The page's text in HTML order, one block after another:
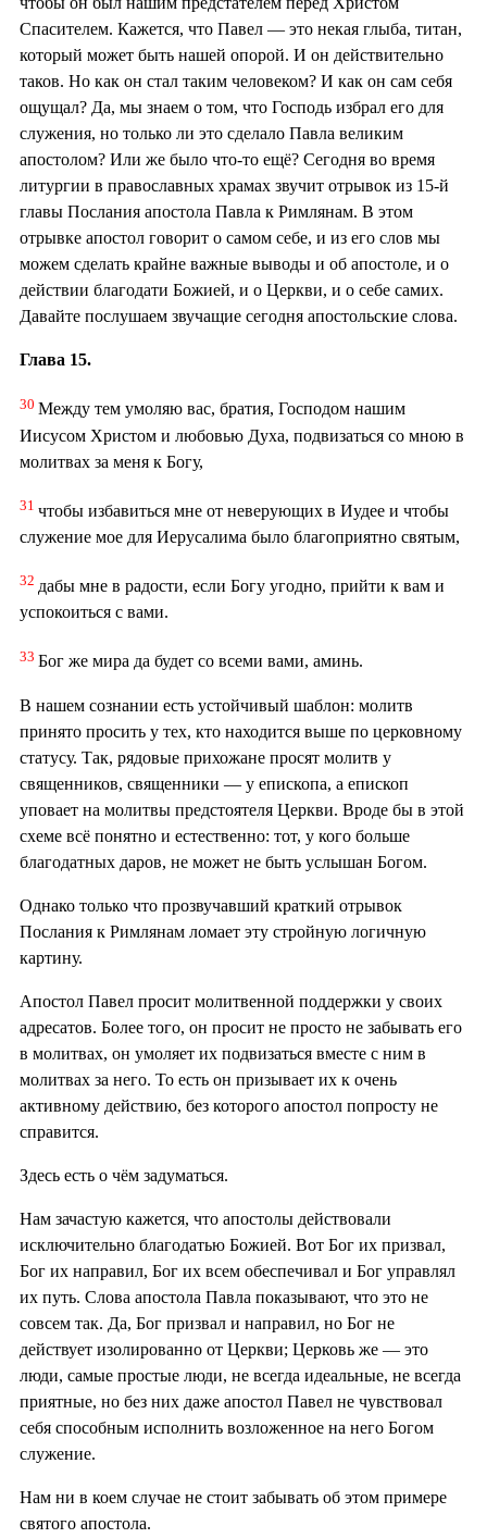
Спасителем. Кажется, что Павел — это некая глыба, титан,
который может быть нашей опорой. И он действительно
таков. Но как он стал таким человеком? И как он сам себя
ощущал? Да, мы знаем о том, что Господь избрал его для
служения, но только ли это сделало Павла великим
апостолом? Или же было что-то ещё? Сегодня во время
литургии в православных храмах звучит отрывок из 15-й
главы Послания апостола Павла к Римлянам. В этом
отрывке апостол говорит о самом себе, и из его слов мы
можем сделать крайне важные выводы и об апостоле, и о
действии благодати Божией, и о Церкви, и о себе самих.
Давайте послушаем звучащие сегодня апостольские слова.
Глава 15.
30 Между тем умоляю вас, братия, Господом нашим
Иисусом Христом и любовью Духа, подвизаться со мною в
молитвах за меня к Богу,
31 чтобы избавиться мне от неверующих в Иудее и чтобы
служение мое для Иерусалима было благоприятно святым,
32 дабы мне в радости, если Богу угодно, прийти к вам и
успокоиться с вами.
33 Бог же мира да будет со всеми вами, аминь.
В нашем сознании есть устойчивый шаблон: молитв
принято просить у тех, кто находится выше по церковному
статусу. Так, рядовые прихожане просят молитв у
священников, священники — у епископа, а епископ
уповает на молитвы предстоятеля Церкви. Вроде бы в этой
схеме всё понятно и естественно: тот, у кого больше
благодатных даров, не может не быть услышан Богом.
Однако только что прозвучавший краткий отрывок
Послания к Римлянам ломает эту стройную логичную
картину.
Апостол Павел просит молитвенной поддержки у своих
адресатов. Более того, он просит не просто не забывать его
в молитвах, он умоляет их подвизаться вместе с ним в
молитвах за него. То есть он призывает их к очень
активному действию, без которого апостол попросту не
справится.
Здесь есть о чём задуматься.
Нам зачастую кажется, что апостолы действовали
исключительно благодатью Божией. Вот Бог их призвал,
Бог их направил, Бог их всем обеспечивал и Бог управлял
их путь. Слова апостола Павла показывают, что это не
совсем так. Да, Бог призвал и направил, но Бог не
действует изолированно от Церкви; Церковь же — это
люди, самые простые люди, не всегда идеальные, не всегда
приятные, но без них даже апостол Павел не чувствовал
себя способным исполнить возложенное на него Богом
служение.
Нам ни в коем случае не стоит забывать об этом примере
святого апостола.